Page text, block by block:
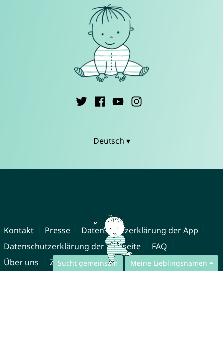
Sucht gemeinsam Meine Lieblingsnamen
Deutsch ▾
Kontakt Presse
Datenschutzerklärung der App
Datenschutzerklärung der Webseite
FAQ
Über uns
Zusammenarbeit Impressum